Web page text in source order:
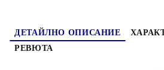
ДЕТАЙЛНО ОПИСАНИЕ
РЕВЮТА